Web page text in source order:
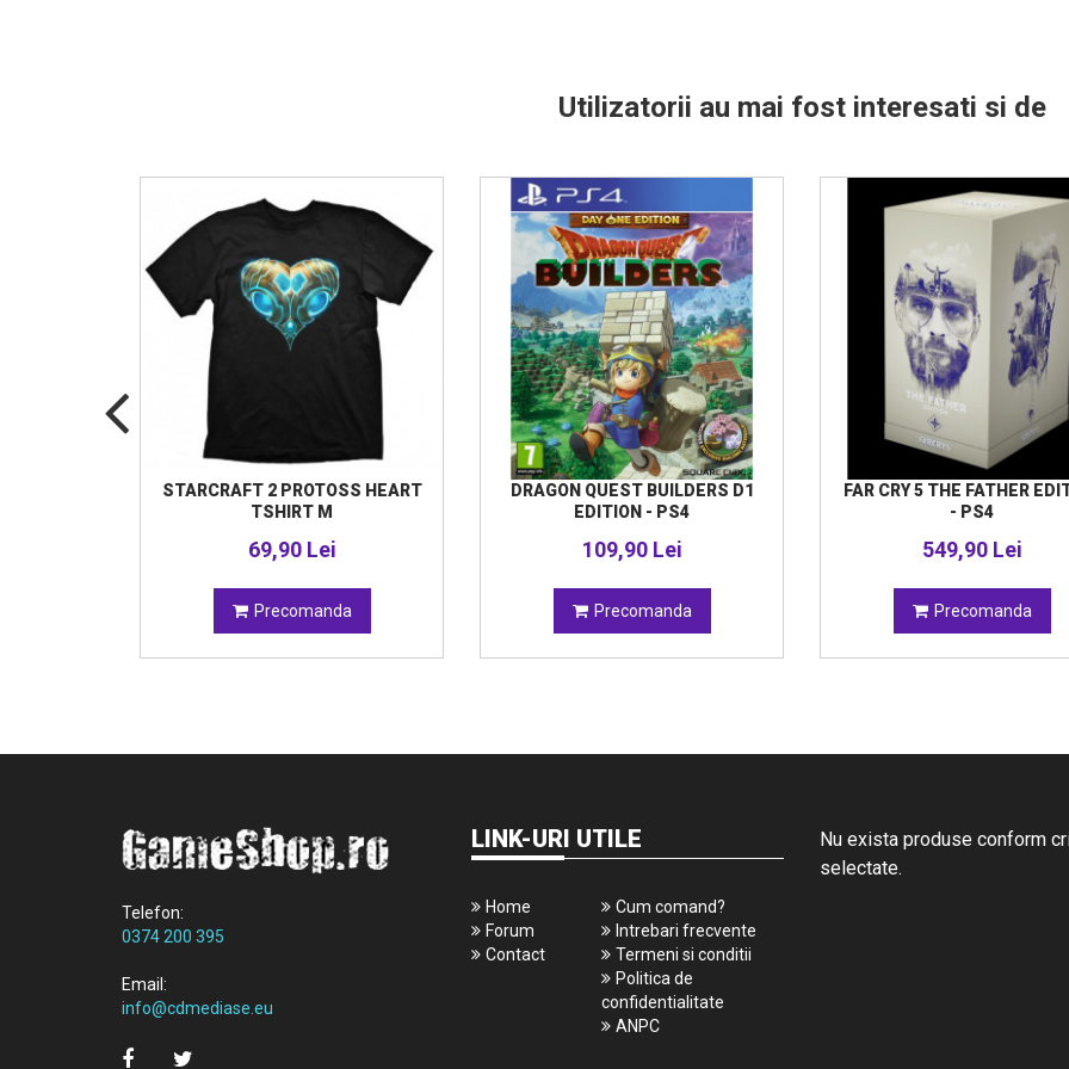
Utilizatorii au mai fost interesati si de
STARCRAFT 2 PROTOSS HEART
TSHIRT M
69,90 Lei
Precomanda
DRAGON QUEST BUILDERS D1
EDITION - PS4
109,90 Lei
Precomanda
FAR CRY 5 THE FATHER
- PS4
549,90 Lei
Precomanda
Telefon:
0374 200 395
Email:
info@cdmediase.eu
LINK-URI UTILE
Home
Forum
Contact
Cum comand?
Intrebari frecvente
Termeni si conditii
Politica de
confidentialitate
ANPC
Nu exista produse conform
selectate.